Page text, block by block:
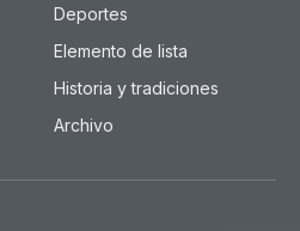
Deportes
Elemento de lista
Historia y tradiciones
Archivo